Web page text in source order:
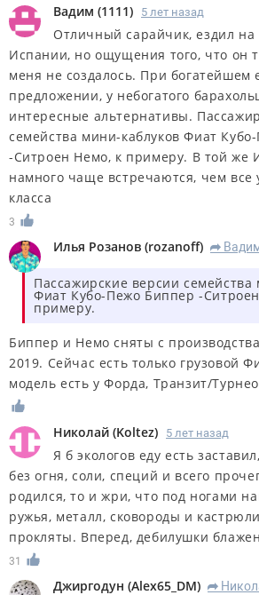
Вадим (1111) 5 лет назад
Отличный сарайчик, ездил на
Испании, но ощущения того, что он
меня не создалось. При богатейшем
предложении, у небогатого
интересные альтернативы.
семейства мини-каблуков Фиат
-Ситроен Немо, к примеру. В той же
намного чаще встречаются, чем все
класса
3
Илья Розанов (rozanoff) R
Пассажирские версии семейства
Фиат Кубо-Пежо Биппер -
примеру.
Биппер и Немо сняты с
2019. Сейчас есть только грузовой
модель есть у Форда, Транзит/
Николай (Koltez) 5 лет назад
Я б экологов еду есть
без огня, соли, специй и всего
родился, то и жри, что под ногами
ружья, металл, сковороды и
прокляты. Вперед, дебилушки
31
Джиргодун (Alex65_DM) R